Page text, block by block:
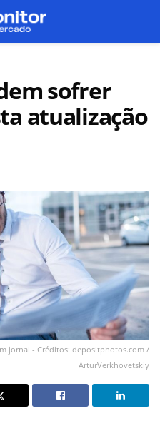
sofrer
atualização
jornal - Créditos: depositphotos.com /
ArturVerkhovetskiy